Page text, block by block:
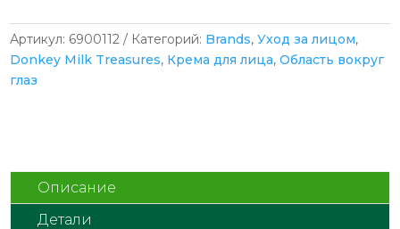
Cream
Gel
кожи
Артикул: 6900112 Категорий: Brands,Уход за лицом,
Donkey Milk Treasures, Крема для лица,Область вокруг
глаз
Описание
Детали